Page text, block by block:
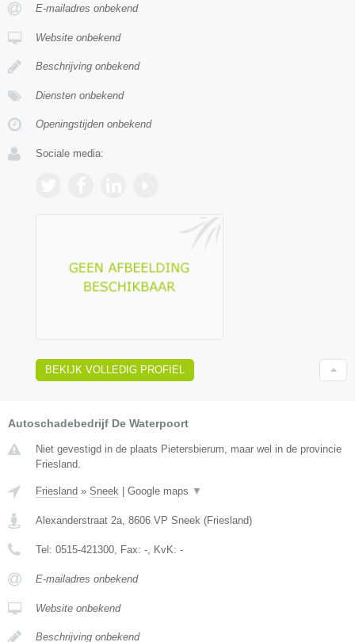
E-mailadres onbekend
Website onbekend
Beschrijving onbekend
Diensten onbekend
Openingstijden onbekend
Sociale media:
BEKIJK VOLLEDIG PROFIEL
Autoschadebedrijf De Waterpoort
Niet gevestigd in de plaats Pietersbierum, maar wel in de provincie
Friesland.
Friesland » Sneek | Google maps ▼
Alexanderstraat 2a 8606 VP Sneek (Friesland)
Tel: 0515-421300 , Fax: - , KvK: -
E-mailadres onbekend
Website onbekend
Beschrijving onbekend